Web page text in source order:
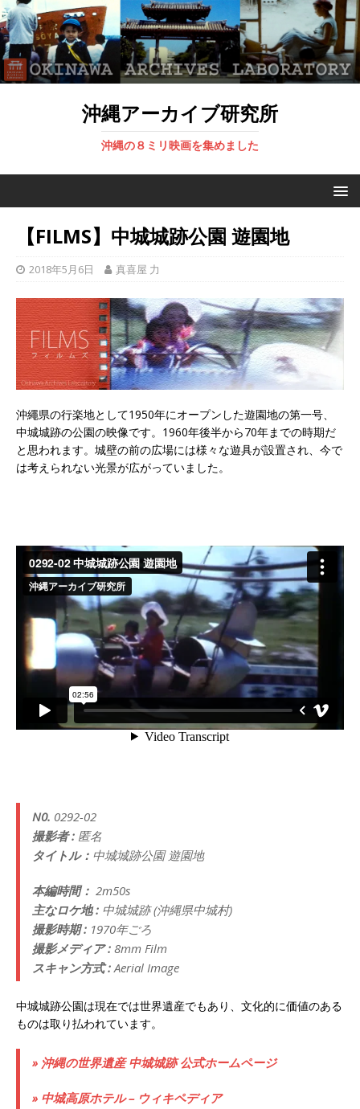
沖縄アーカイブ研究所
沖縄の８ミリ映画を集めました
【FILMS】中城城跡公園 遊園地
2018年5月6日 真喜屋 力
沖繩県の行楽地として1950年にオープンした遊園地の第一号、
中城城跡の公園の映像です。1960年後半から70年までの時期だ
と思われます。城壁の前の広場には様々な遊具が設置され、今で
は考えられない光景が広がっていました。
N0. 0292-02
撮影者 : 匿名
タイトル： 中城城跡公園 遊園地
本編時間： 2m50s
主なロケ地 : 中城城跡 (沖縄県中城村)
撮影時期 : 1970年ごろ
撮影メディア : 8mm Film
スキャン方式 :Aerial Image
中城城跡公園は現在では世界遺産でもあり、文化的に価値のある
ものは取り払われています。
» 沖縄の世界遺産 中城城跡 公式ホームページ
» 中城高原ホテル – ウィキペディア